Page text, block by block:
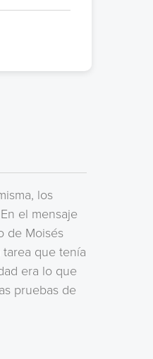
los
el mensaje
de Moisés
que tenía
era lo que
pruebas de